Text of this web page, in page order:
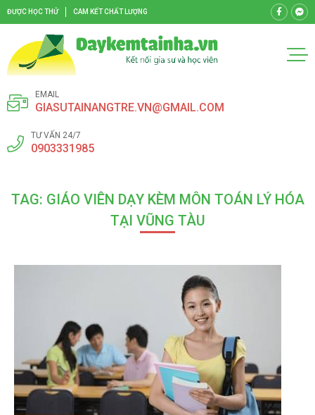
ĐƯỢC HỌC THỬ CAM KẾT CHẤT LƯỢNG
EMAIL
GIASUTAINANGTRE.VN@GMAIL.COM
TƯ VẤN 24/7
0903331985
TAG: GIÁO VIÊN DẠY KÈM MÔN TOÁN LÝ HÓA
TẠI VŨNG TÀU